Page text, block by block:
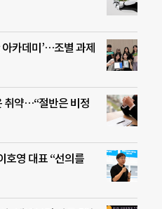
카데미’…조별 과제
취약…“절반은 비정
호영 대표 “선의를